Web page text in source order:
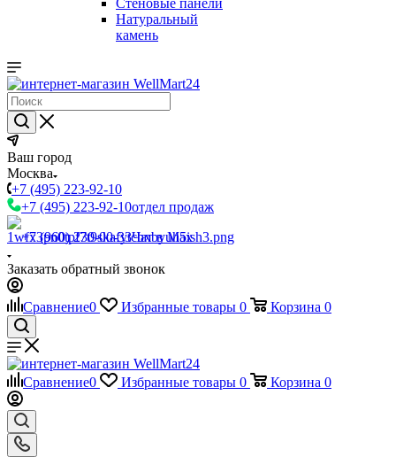
Стеновые панели
Натуральный
камень
Ваш город
Москва
+7 (495) 223-92-10
+7 (495) 223-92-10отдел продаж
+7 (960) 230-00-33Чат в Max
Заказать обратный звонок
Сравнение0 Избранные товары 0 Корзина 0
Сравнение0 Избранные товары 0 Корзина 0